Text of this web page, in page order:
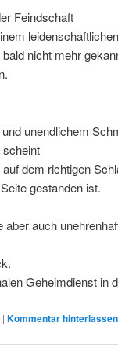
Feindschaft
nicht mehr
unendlichem
scheint
dem richtigen
gestanden ist.
aber auch
Geheimdienst in
| Kommentar hinterlassen